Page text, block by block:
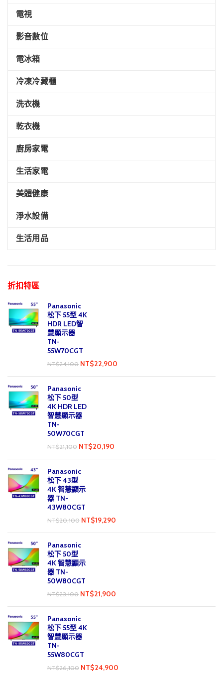
電視
影音數位
電冰箱
冷凍冷藏櫃
洗衣機
乾衣機
廚房家電
生活家電
美體健康
淨水設備
生活用品
折扣特區
Panasonic
松下 55型 4K
HDR LED智
慧顯示器
TN-
55W70CGT
NT$24,100 NT$22,900
Panasonic
松下 50型
4K HDR LED
智慧顯示器
TN-
50W70CGT
NT$21,100 NT$20,190
Panasonic
松下 43型
4K 智慧顯示
器 TN-
43W80CGT
NT$20,100 NT$19,290
Panasonic
松下 50型
4K 智慧顯示
器 TN-
50W80CGT
NT$23,100 NT$21,900
Panasonic
松下 55型 4K
智慧顯示器
TN-
55W80CGT
NT$26,100 NT$24,900